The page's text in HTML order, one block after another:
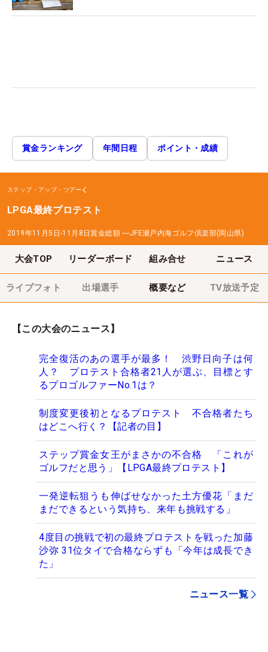
賞金ランキング 年間日程 ポイント・成績
ステップ・アップ・ツアー
LPGA最終プロテスト
2019年11月5日-11月8日賞金総額 ―JFE瀬戸内海ゴルフ倶楽部(岡山県)
大会TOP リーダーボード 組み合せ ニュース
ライブフォト 出場選手 概要など TV放送予定
【この大会のニュース】
完全復活のあの選手が最多！ 渋野日向子は何
人？ プロテスト合格者21人が選ぶ、目標とす
るプロゴルファーNo.1は？
制度変更後初となるプロテスト 不合格者たち
はどこへ行く？【記者の目】
ステップ賞金女王がまさかの不合格 「これが
ゴルフだと思う」【LPGA最終プロテスト】
一発逆転狙うも伸ばせなかった土方優花「まだ
まだできるという気持ち、来年も挑戦する」
4度目の挑戦で初の最終プロテストを戦った加藤
沙弥 31位タイで合格ならずも「今年は成長でき
た」
ニュース一覧